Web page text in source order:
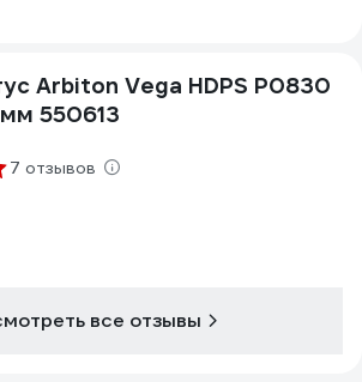
Arbiton Vega HDPS P0830
550613
7 отзывов
все отзывы